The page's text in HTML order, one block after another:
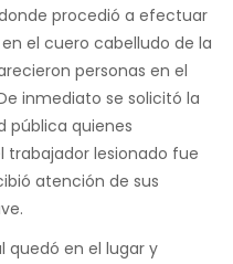
procedió a efectuar
el cuero cabelludo de la
personas en el
inmediato se solicitó la
pública quienes
lesionado fue
atención de sus
quedó en el lugar y